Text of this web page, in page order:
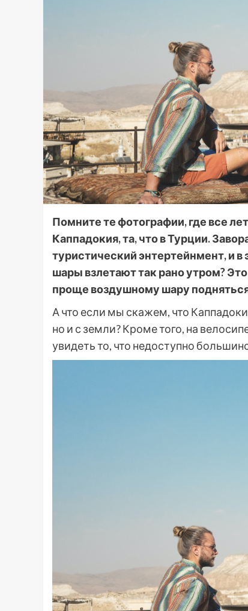
Помните те фотографии, где все
Каппадокия, та, что в Турции.
туристический энтертейнмент, и в
шары взлетают так рано утром?
проще воздушному шару
А что если мы скажем, что
но и с земли? Кроме того, на
увидеть то, что недоступно